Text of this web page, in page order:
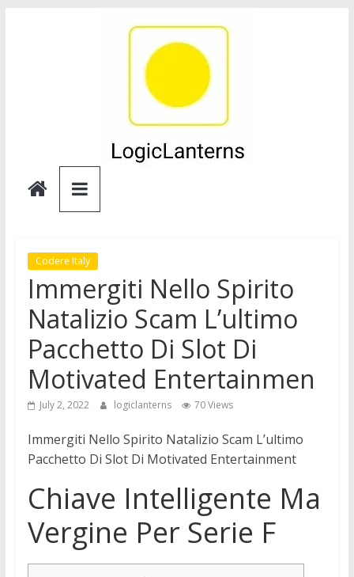
Logic
Codere Italy
Immergiti Nello Spirito
Natalizio Scam L’ultimo
Pacchetto Di Slot Di
Motivated Entertainmen
July 2, 2022 logiclanterns 70 Views
Immergiti Nello Spirito Natalizio Scam L’ultimo
Pacchetto Di Slot Di Motivated Entertainment
Chiave Intelligente Ma
Vergine Per Serie F